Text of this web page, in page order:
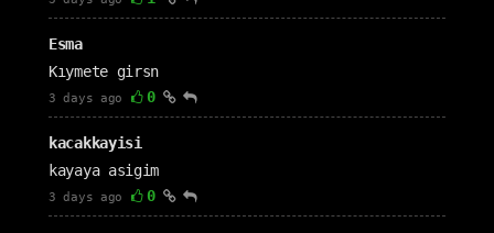
Esma
Kıymete girsn
3 days ago 0
kacakkayisi
kayaya asigim
3 days ago 0